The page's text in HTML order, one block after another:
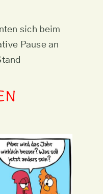
sich beim
Pause an